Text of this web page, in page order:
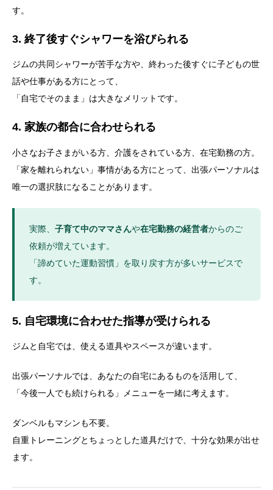
す。
3. 終了後すぐシャワーを浴びられる
ジムの共同シャワーが苦手な方や、終わった後すぐに子どもの世
話や仕事がある方にとって、
「自宅でそのまま」は大きなメリットです。
4. 家族の都合に合わせられる
小さなお子さまがいる方、介護をされている方、在宅勤務の方。
「家を離れられない」事情がある方にとって、出張パーソナルは
唯一の選択肢になることがあります。
実際、 子育て中のママさんや在宅勤務の経営者からのご
依頼が増えています。
「諦めていた運動習慣」を取り戻す方が多いサービスで
す。
5. 自宅環境に合わせた指導が受けられる
ジムと自宅では、使える道具やスペースが違います。
出張パーソナルでは、あなたの自宅にあるものを活用して、
「今後一人でも続けられる」メニューを一緒に考えます。
ダンベルもマシンも不要。
自重トレーニングとちょっとした道具だけで、十分な効果が出せ
ます。